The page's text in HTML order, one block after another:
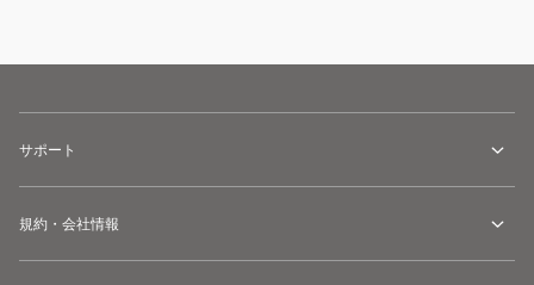
サポート
規約・会社情報